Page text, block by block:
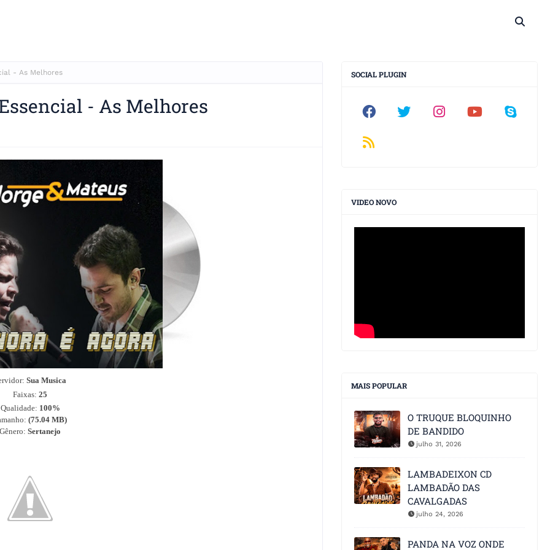
- As Melhores
- As Melhores
Sua Musica
Faixas: 25
Qualidade: 100%
(75.04 MB)
Gênero: Sertanejo
SOCIAL PLUGIN
VIDEO NOVO
MAIS POPULAR
O TRUQUE BLOQUINHO
DE BANDIDO
julho 31, 2026
LAMBADEIXON CD
LAMBADÃO DAS
CAVALGADAS
julho 24, 2026
PANDA NA VOZ ONDE